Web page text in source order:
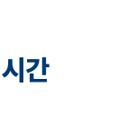
간